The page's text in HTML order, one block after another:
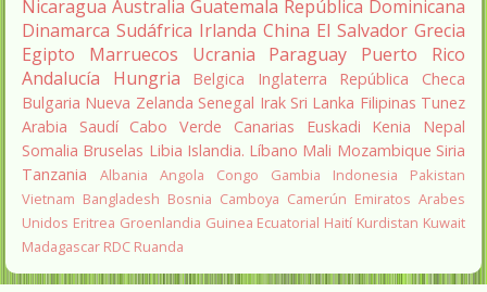
Nicaragua Australia Guatemala República Dominicana
Dinamarca Sudáfrica Irlanda China El Salvador Grecia
Egipto
Marruecos Ucrania Paraguay
Puerto Rico
Andalucía
Hungria Belgica Inglaterra
República Checa
Bulgaria Nueva Zelanda Senegal Irak Sri Lanka Filipinas Tunez
Arabia Saudí Cabo Verde Canarias Euskadi Kenia
Nepal
Somalia Bruselas Libia Islandia. Líbano Mali Mozambique Siria
Tanzania
Albania Angola Congo Gambia Indonesia
Pakistan
Vietnam Bangladesh Bosnia Camboya Camerún Emiratos Arabes
Unidos Eritrea Groenlandia Guinea Ecuatorial Haití Kurdistan Kuwait
Madagascar RDC Ruanda